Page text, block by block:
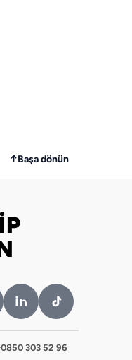
↑Başa dönün
0850 303 52 96